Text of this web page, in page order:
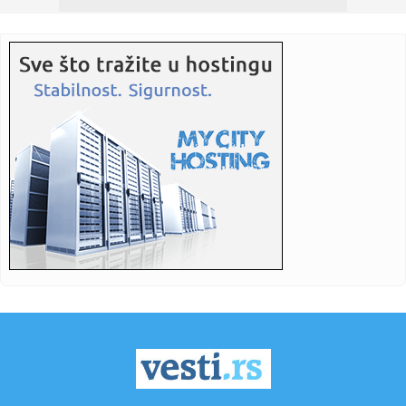
08:27: Pismo čitalaca: Stop krivolovu na prepelicu
08:27:
08:24:Вучић данас обилази радове на ...
08:24:Vučić danas obilazi radove na rekonstrukciji Starog
železničk...
08:24:Žene optužene da se udaju za ruske vojnike kako bi dobile
odšt...
Republika Srpska bilježi pad inflacije, šta nas očekuje u